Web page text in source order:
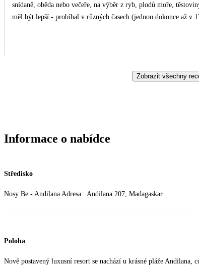
snídaně, oběda nebo večeře, na výběr z ryb, plodů moře,
měl být lepší - probíhal v různých časech (jednou dokonce až v
Zobrazit všechny
Informace o nabídce
Středisko
Nosy Be - Andilana Adresa: Andilana 207, Madagaskar
Poloha
Nově postavený luxusní resort se nachází u krásné pláže Andilana,